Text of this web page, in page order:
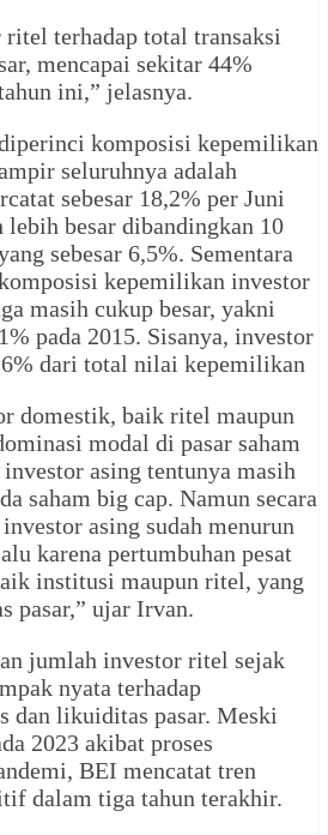
terhadap total transaksi
mencapai sekitar 44%
ini,” jelasnya.
komposisi kepemilikan
seluruhnya adalah
sebesar 18,2% per Juni
besar dibandingkan 10
sebesar 6,5%. Sementara
kepemilikan investor
masih cukup besar, yakni
pada 2015. Sisanya, investor
dari total nilai kepemilikan
domestik, baik ritel maupun
modal di pasar saham
asing tentunya masih
saham big cap. Namun secara
asing sudah menurun
karena pertumbuhan pesat
institusi maupun ritel, yang
pasar,” ujar Irvan.
jumlah investor ritel sejak
nyata terhadap
dan likuiditas pasar. Meski
2023 akibat proses
BEI mencatat tren
dalam tiga tahun terakhir.